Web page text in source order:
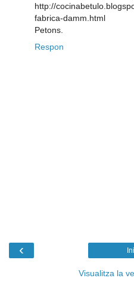
http://
fabrica-damm.html
Petons.
Respon
‹
Visualitza la